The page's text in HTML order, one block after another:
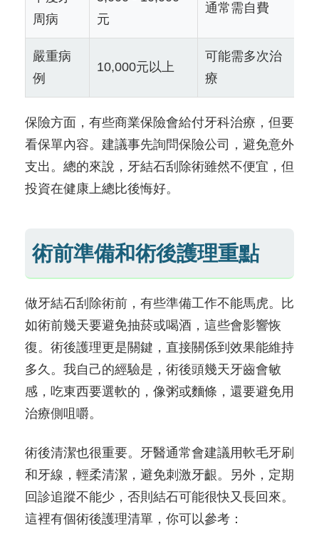
周病
元
通常需自費
嚴重病
例
10,000元以上
可能需多次治
療
保險方面，有些商業保險會給付牙科治療，但要
看保單內容。建議事先詢問保險公司，避免意外
支出。總的來說，牙結石刮除術雖然不便宜，但
投資在健康上總比後悔好。
術前準備和術後護理重點
做牙結石刮除術前，有些準備工作不能馬虎。比
如術前幾天要避免抽菸或喝酒，這些會影響恢
復。術後護理更是關鍵，直接關係到效果能維持
多久。我自己的經驗是，術後頭幾天牙齒會敏
感，吃東西要選軟的，像粥或麵條，還要避免用
治療側咀嚼。
術後清潔也很重要。牙醫通常會建議用軟毛牙刷
和牙線，輕柔清潔，避免刺激牙齦。另外，定期
回診追蹤不能少，否則結石可能很快又長回來。
這裡有個術後護理清單，你可以參考：